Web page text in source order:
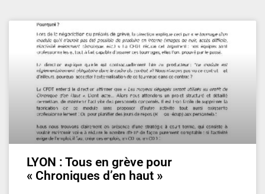
LYON : Tous en grève pour
« Chroniques d’en haut »